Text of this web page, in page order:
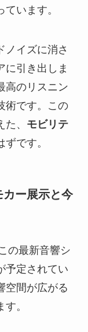
います。
ノイズに消さ
に引き出しま
高のリスニン
術です。この
、 モビリテ
です。
ー展示と今
の最新音響シ
予定されてい
空間が広がる
。